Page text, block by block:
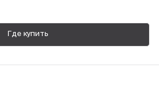
Где купить